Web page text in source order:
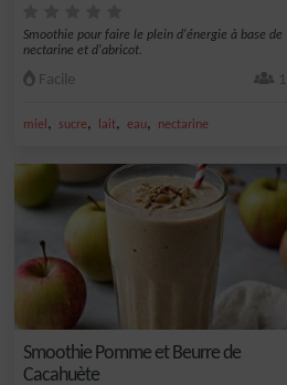
Smoothie pour faire le plein d'énergie à base de
nectarine et d'abricot.
Facile 1
miel , sucre, lait, eau, nectarine
Smoothie Pomme et Beurre de
Cacahuète